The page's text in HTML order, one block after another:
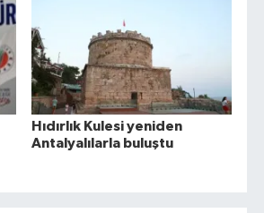
Hıdırlık Kulesi yeniden
Antalyalılarla buluştu